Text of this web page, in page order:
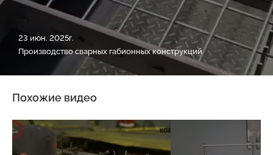
23 июн. 2025г.
Производство сварных габионных конструкций
Похожие видео